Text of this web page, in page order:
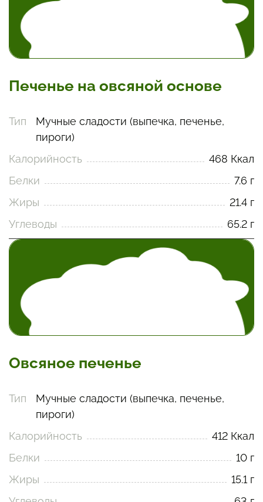
Печенье на овсяной основе
Тип
Мучные сладости (выпечка, печенье,
пироги)
Калорийность
468 Ккал
Белки
7.6 г
Жиры
21.4 г
Углеводы
65.2 г
Овсяное печенье
Тип
Мучные сладости (выпечка, печенье,
пироги)
Калорийность
412 Ккал
Белки
10 г
Жиры
15.1 г